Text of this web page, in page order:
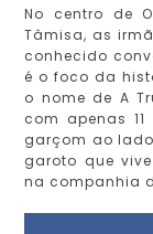
No centro de
Tâmisa, as
conhecido
é o foco da
o nome de A
com apenas
garçom ao lado
garoto que
na companhia